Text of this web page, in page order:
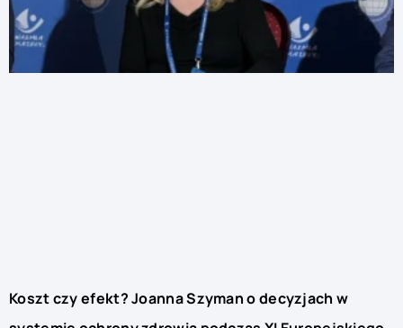
Koszt czy efekt? Joanna Szyman o decyzjach w